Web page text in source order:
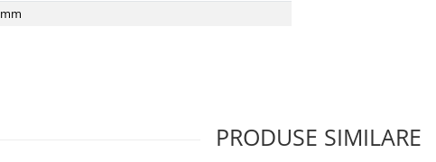
mm
PRODUSE SIMILARE